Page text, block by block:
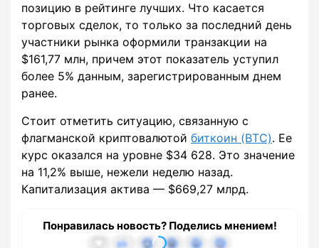
позицию в рейтинге лучших. Что касается
торговых сделок, то только за последний день
участники рынка оформили транзакции на
$161,77 млн, причем этот показатель уступил
более 5% данным, зарегистрированным днем
ранее.
Стоит отметить ситуацию, связанную с
флагманской криптовалютой биткоин (BTC). Ее
курс оказался на уровне $34 628. Это значение
на 11,2% выше, нежели неделю назад.
Капитализация актива — $669,27 млрд.
Понравилась новость? Поделись мнением!